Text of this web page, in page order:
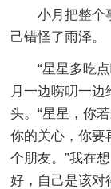
小月把整个
己错怪了雨泽。
“星星多吃
月一边唠叨一
头。“星星，你
你的关心，你要
个朋友。”我在
好，自己是该对